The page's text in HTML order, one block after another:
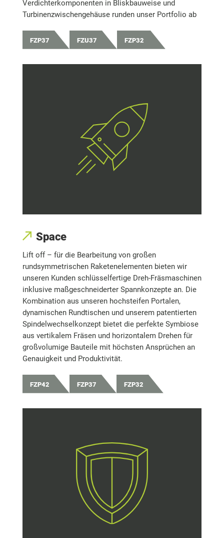
Verdichterkomponenten in Bliskbauweise und
Turbinenzwischengehäuse runden unser Portfolio ab
FZP37 FZU37 FZP32
Space
Lift off – für die Bearbeitung von großen
rundsymmetrischen Raketenelementen bieten wir
unseren Kunden schlüsselfertige Dreh-Fräsmaschinen
inklusive maßgeschneiderter Spannkonzepte an. Die
Kombination aus unseren hochsteifen Portalen,
dynamischen Rundtischen und unserem patentierten
Spindelwechselkonzept bietet die perfekte Symbiose
aus vertikalem Fräsen und horizontalem Drehen für
großvolumige Bauteile mit höchsten Ansprüchen an
Genauigkeit und Produktivität.
FZP42 FZP37 FZP32